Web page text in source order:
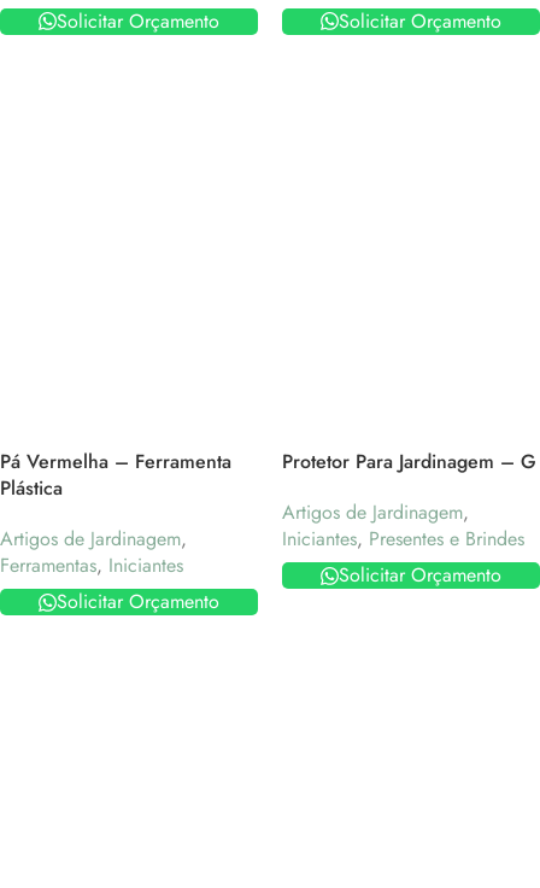
Solicitar Orçamento
Solicitar Orçamento
Pá Vermelha – Ferramenta
Plástica
Artigos de Jardinagem,
Ferramentas, Iniciantes
Solicitar Orçamento
Protetor Para Jardinagem – G
Artigos de Jardinagem,
Iniciantes, Presentes e Brindes
Solicitar Orçamento